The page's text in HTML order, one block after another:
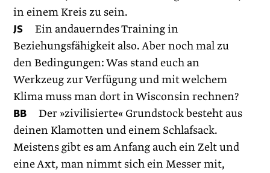
in einem Kreis zu sein.
JS Ein andauerndes Training in
Beziehungsfähigkeit also. Aber noch mal zu
den Bedingungen: Was stand euch an
Werkzeug zur Verfügung und mit welchem
Klima muss man dort in Wisconsin rechnen?
BB Der »zivilisierte« Grundstock besteht aus
deinen Klamotten und einem Schlafsack.
Meistens gibt es am Anfang auch ein Zelt und
eine Axt, man nimmt sich ein Messer mit,